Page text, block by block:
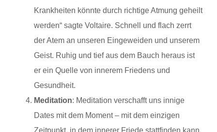
Krankheiten könnte durch richtige Atmung geheilt
werden“ sagte Voltaire. Schnell und flach zerrt
der Atem an unseren Eingeweiden und unserem
Geist. Ruhig und tief aus dem Bauch heraus ist
er ein Quelle von innerem Friedens und
Gesundheit.
Meditation: Meditation verschafft uns innige
Dates mit dem Moment – mit dem einzigen
Zeitpunkt, in dem innerer Friede stattfinden kann.